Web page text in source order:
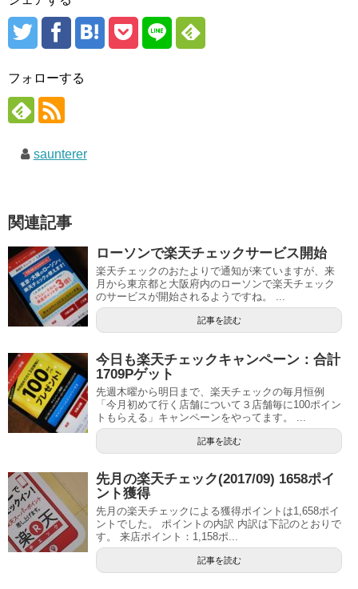
フォローする
saunterer
関連記事
ローソンで楽天チェックサービス開始
楽天チェックのおたよりで通知が来ていますが、来
月から東京都と大阪府内のローソンで楽天チェック
のサービスが開始されるようですね。 ...
記事を読む
今日も楽天チェックキャンペーン：合計
1709Pゲット
先週木曜から明日まで、楽天チェックの毎月恒例
「今月初めて行く店舗について３店舗毎に100ポイン
トもらえる」キャンペーンをやってます。 ...
記事を読む
先月の楽天チェック(2017/09) 1658ポイ
ント獲得
先月の楽天チェックによる獲得ポイントは1,658ポイ
ントでした。 ポイントの内訳 内訳は下記のとおりで
す。 来店ポイント：1,158ポ...
記事を読む